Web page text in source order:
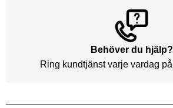
Behöver du hjälp?
Ring kundtjänst varje vardag på